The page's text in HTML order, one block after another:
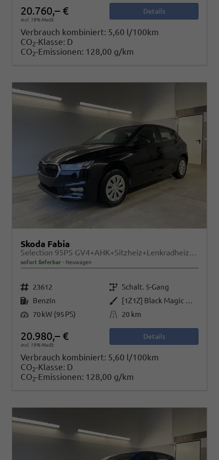
20.760,– €
incl. 19% MwSt.
Details
Verbrauch kombiniert: 5,60 l/100km
CO2-Klasse: D
CO2-Emissionen: 128,00 g/km
Skoda Fabia
Selection 95PS GV4+AHK+Sitzheiz+Lenkradheiz+Climatronic+Tempomat+PDC
sofort lieferbar Neuwagen
Fahrzeugnr. 23612 Getriebe Schalt. 5-Gang
Kraftstoff Benzin Außenfarbe
[1Z1Z] Black Magic Metallic
Leistung 70 kW (95 PS) Kilometerstand 20 km
20.980,– €
incl. 19% MwSt.
Details
Verbrauch kombiniert: 5,60 l/100km
CO2-Klasse: D
CO2-Emissionen: 128,00 g/km